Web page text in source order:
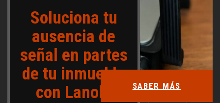
Soluciona tu
ausencia de
señal en partes
de tu inmueble
con Lanok.
SABER MÁS